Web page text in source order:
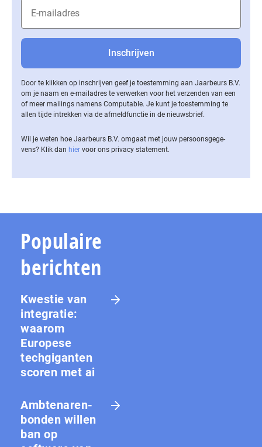
Door te klikken op inschrijven geef je toestemming aan Jaarbeurs B.V.
om je naam en e-mailadres te verwerken voor het verzenden van een
of meer mailings namens Computable. Je kunt je toestemming te
allen tijde intrekken via de af­meld­func­tie in de nieuwsbrief.
Wil je weten hoe Jaarbeurs B.V. omgaat met jouw per­soons­ge­ge­
vens? Klik dan hier voor ons privacy statement.
Populaire
berichten
Kwestie van
integratie:
waarom
Europese
techgiganten
scoren met ai
Amb­te­na­ren­
bon­den willen
ban op